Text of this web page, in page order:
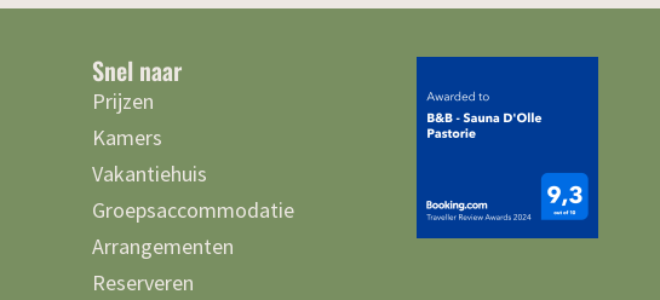
Snel naar
Prijzen
Kamers
Vakantiehuis
Groepsaccommodatie
Arrangementen
Reserveren